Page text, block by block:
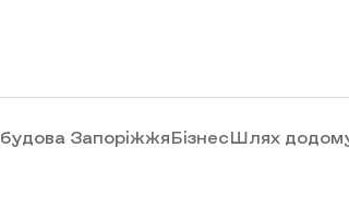
ЗапоріжжяБізнесШлях